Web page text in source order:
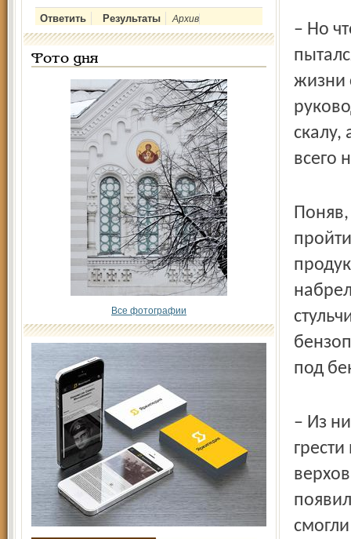
Архив
Фото дня
Все фотографии
– Но
жизни
скалу,
всего
под
– Из